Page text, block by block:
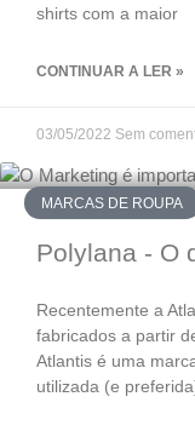
shirts com a maior
CONTINUAR A LER »
03/05/2022 Sem
MARCAS DE ROUPA
Polylana - O
Recentemente a
fabricados a partir
Atlantis é uma
utilizada (e